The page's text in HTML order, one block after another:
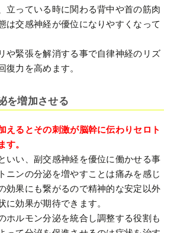
立っている時に関わる背中や首の筋肉
は交感神経が優位になりやすくなって
や緊張を解消する事で自律神経のリズ
復力を高めます。
を増加させる
えるとその刺激が脳幹に伝わりセロト
す。
いい、副交感神経を優位に働かせる事
ニンの分泌を増やすことは痛みを感じ
効果にも繋がるので精神的な安定以外
に効果が期待できます。
ホルモン分泌を統合し調整する役割も